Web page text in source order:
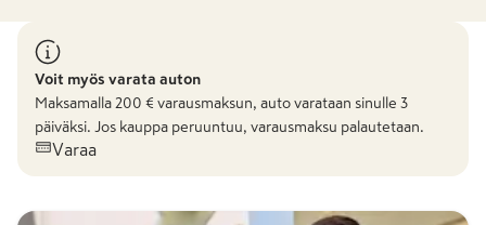
Voit myös varata auton
Maksamalla 200 € varausmaksun, auto varataan sinulle 3
päiväksi. Jos kauppa peruuntuu, varausmaksu palautetaan.
Varaa